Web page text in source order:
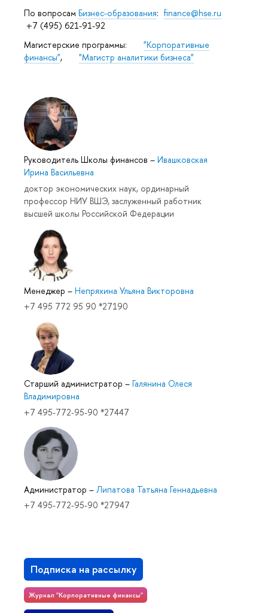
По вопросам Бизнес-образования: finance@hse.ru
+7 (495) 621-91-92
Магистерские программы: "Корпоративные
финансы", "Магистр аналитики бизнеса"
Руководитель Школы финансов – Ивашковская
Ирина Васильевна
доктор экономических наук, ординарный
профессор НИУ ВШЭ, заслуженный работник
высшей школы Российской Федерации
Менеджер – Непряхина Ульяна Викторовна
+7 495 772 95 90 *27190
Старший администратор – Галянина Олеся
Владимировна
+7 495-772-95-90 *27447
Администратор – Липатова Татьяна Геннадьевна
+7 495-772-95-90 *27947
Подписка на рассылку
Журнал "Корпоративные финансы"